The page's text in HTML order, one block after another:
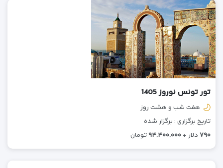
تور تونس نوروز 1405
هفت شب و هشت روز
تاریخ برگزاری : برگزار شده
۷۹۰ دلار + ۹۴,۴۰۰,۰۰۰ تومان